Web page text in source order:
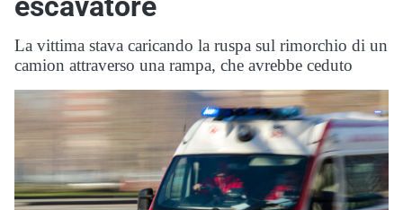
La vittima stava caricando la ruspa sul rimorchio di un
camion attraverso una rampa, che avrebbe ceduto